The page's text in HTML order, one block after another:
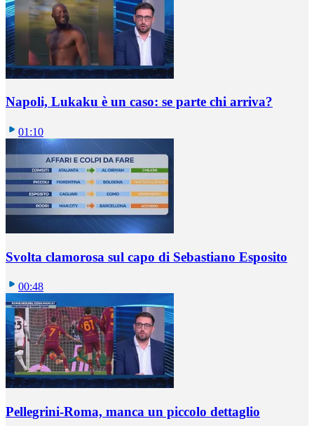
Napoli, Lukaku è un caso: se parte chi arriva?
01:10
Svolta clamorosa sul capo di Sebastiano Esposito
00:48
Pellegrini-Roma, manca un piccolo dettaglio